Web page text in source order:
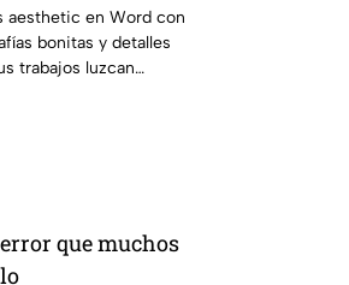
aesthetic en Word con
bonitas y detalles
trabajos luzcan
que muchos